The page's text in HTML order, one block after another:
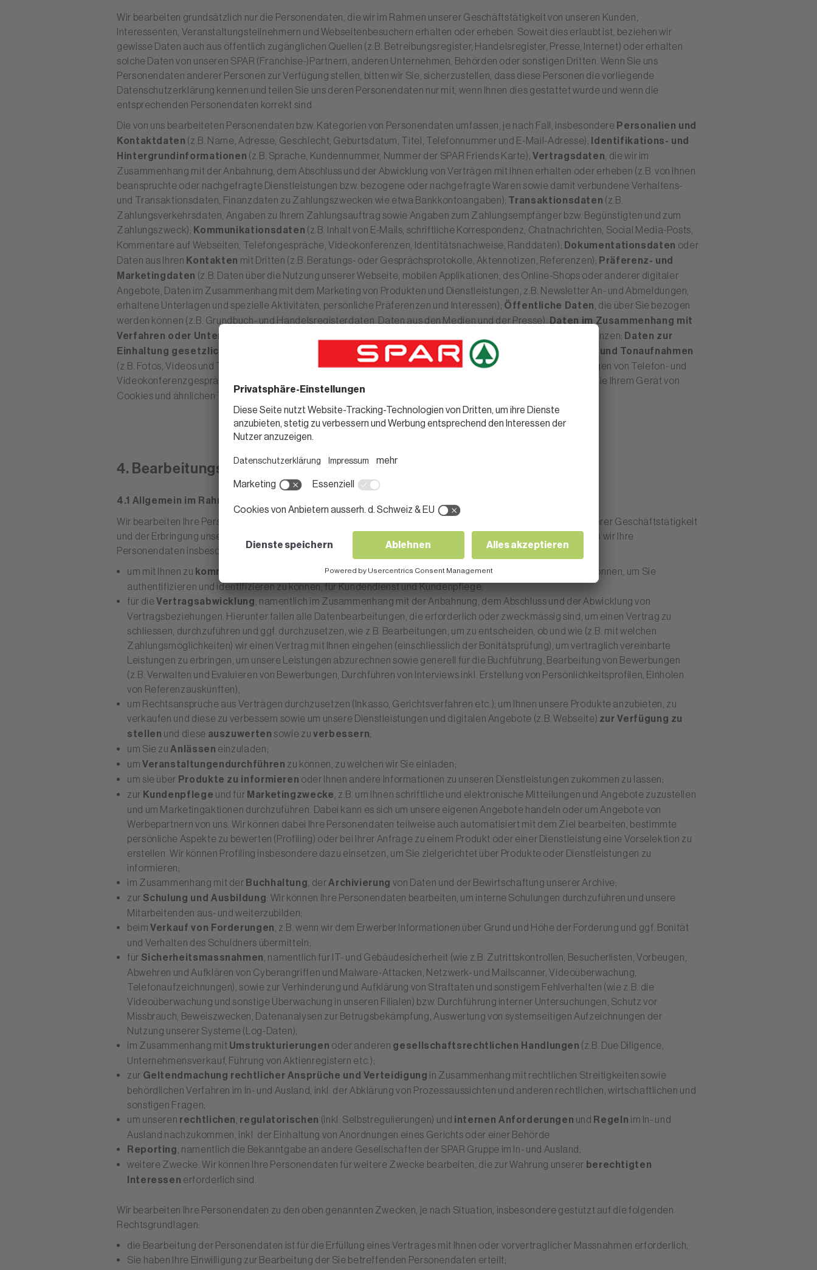
Wir bearbeiten grundsätzlich nur die Personendaten, die wir im Rahmen unserer Geschäftstätigkeit von unseren Kunden,
Interessenten, Veranstaltungsteilnehmern und Webseitenbesuchern erhalten oder erheben. Soweit dies erlaubt ist, beziehen wir
gewisse Daten auch aus öffentlich zugänglichen Quellen (z.B. Betreibungsregister, Handelsregister, Presse, Internet) oder erhalten
solche Daten von unseren SPAR (Franchise-)Partnern, anderen Unternehmen, Behörden oder sonstigen Dritten. Wenn Sie uns
Personendaten anderer Personen zur Verfügung stellen, bitten wir Sie, sicherzustellen, dass diese Personen die vorliegende
Datenschutzerklärung kennen und teilen Sie uns deren Personendaten nur mit, wenn Ihnen dies gestattet wurde und wenn die
entsprechenden Personendaten korrekt sind.
Die von uns bearbeiteten Personendaten bzw. Kategorien von Personendaten umfassen, je nach Fall, insbesondere Personalien und
Kontaktdaten (z.B. Name, Adresse, Geschlecht, Geburtsdatum, Titel, Telefonnummer und E-Mail-Adresse); Identifikations- und
Hintergrundinformationen (z.B. Sprache, Kundennummer, Nummer der SPAR Friends Karte);Vertragsdaten , die wir im
Zusammenhang mit der Anbahnung, dem Abschluss und der Abwicklung von Verträgen mit Ihnen erhalten oder erheben (z.B. von Ihnen
beanspruchte oder nachgefragte Dienstleistungen bzw. bezogene oder nachgefragte Waren sowie damit verbundene Verhaltens-
und Transaktionsdaten, Finanzdaten zu Zahlungszwecken wie etwa Bankkontoangaben); Transaktionsdaten (z.B.
Zahlungsverkehrsdaten, Angaben zu Ihrem Zahlungsauftrag sowie Angaben zum Zahlungsempfänger bzw. Begünstigten und zum
Zahlungszweck); Kommunikationsdaten (z.B. Inhalt von E-Mails, schriftliche Korrespondenz, Chatnachrichten, Social Media-Posts,
Kommentare auf Webseiten, Telefongespräche, Videokonferenzen, Identitätsnachweise, Randdaten); Dokumentationsdaten oder
Daten aus Ihren Kontakten mit Dritten (z.B. Beratungs- oder Gesprächsprotokolle, Aktennotizen, Referenzen); Präferenz- und
Marketingdaten (z.B. Daten über die Nutzung unserer Webseite, mobilen Applikationen, des Online-Shops oder anderer digitaler
Angebote, Daten im Zusammenhang mit dem Marketing von Produkten und Dienstleistungen, z.B. Newsletter An- und Abmeldungen,
erhaltene Unterlagen und spezielle Aktivitäten, persönliche Präferenzen und Interessen); Öffentliche Daten , die über Sie bezogen
werden können (z.B. Grundbuch- und Handelsregisterdaten, Daten aus den Medien und der Presse); Daten im Zusammenhang mit
Verfahren oder Untersuchungen
von Behörden, Amtsstellen, Gerichten, Organisationen oder anderen Instanzen; Daten zur
Einhaltung gesetzlicher Vorgaben
, wie etwa im Zusammenhang mit der Geldwäschereibekämpfung; Bild- und Tonaufnahmen
(z.B. Fotos, Videos und Tonaufnahmen, Aufzeichnungen von Videoüberwachungssystemen sowie Aufzeichnungen von Telefon- und
Videokonferenzgesprächen) und
(z.B. IP-Adresse und andere Geräte-IDs, Kennnummern, die Ihrem Gerät von
Cookies und ähnlichen Technologien zugewiesen werden).
4. Bearbeitungszwecke und Rechtsgrundlagen
4.1 Allgemein im Rahmen unserer Geschäftstätigkeit
Wir bearbeiten Ihre Personendaten in erster Linie für jene Bearbeitungszwecke, die im Zusammenhang mit unserer Geschäftstätigkeit
und der Erbringung unserer Dienstleistungen sowie dem Anbieten von Produkten erforderlich sind. Dabei können wir Ihre
Personendaten insbesondere für folgende Zwecke bearbeiten:
um mit Ihnen zu kommunizieren
, insbesondere um Ihnen Auskunft geben oder Ihre Anliegen bearbeiten zu können, um Sie
authentifizieren und identifizieren zu können, für Kundendienst und Kundenpflege;
für dieVertragsabwicklung , namentlich im Zusammenhang mit der Anbahnung, dem Abschluss und der Abwicklung von
Vertragsbeziehungen. Hierunter fallen alle Datenbearbeitungen, die erforderlich oder zweckmässig sind, um einen Vertrag zu
schliessen, durchzuführen und ggf. durchzusetzen, wie z.B. Bearbeitungen, um zu entscheiden, ob und wie (z.B. mit welchen
Zahlungsmöglichkeiten) wir einen Vertrag mit Ihnen eingehen (einschliesslich der Bonitätsprüfung), um vertraglich vereinbarte
Leistungen zu erbringen, um unsere Leistungen abzurechnen sowie generell für die Buchführung, Bearbeitung von Bewerbungen
(z.B. Verwalten und Evaluieren von Bewerbungen, Durchführen von Interviews inkl. Erstellung von Persönlichkeitsprofilen, Einholen
von Referenzauskünften),
um Rechtsansprüche aus Verträgen durchzusetzen (Inkasso, Gerichtsverfahren etc.); um Ihnen unsere Produkte anzubieten, zu
verkaufen und diese zu verbessern sowie um unsere Dienstleistungen und digitalen Angebote (z.B. Webseite) zur Verfügung zu
stellen und diese auszuwerten sowie zu verbessern;
um Sie zuAnlässen einzuladen;
um Veranstaltungendurchführen zu können, zu welchen wir Sie einladen;
um sie über Produkte zu informieren oder Ihnen andere Informationen zu unseren Dienstleistungen zukommen zu lassen;
zur Kundenpflege und für Marketingzwecke , z.B. um Ihnen schriftliche und elektronische Mitteilungen und Angebote zuzustellen
und um Marketingaktionen durchzuführen. Dabei kann es sich um unsere eigenen Angebote handeln oder um Angebote von
Werbepartnern von uns. Wir können dabei Ihre Personendaten teilweise auch automatisiert mit dem Ziel bearbeiten, bestimmte
persönliche Aspekte zu bewerten (Profiling) oder bei Ihrer Anfrage zu einem Produkt oder einer Dienstleistung eine Vorselektion zu
erstellen. Wir können Profiling insbesondere dazu einsetzen, um Sie zielgerichtet über Produkte oder Dienstleistungen zu
informieren;
im Zusammenhang mit der Buchhaltung , derArchivierung von Daten und der Bewirtschaftung unserer Archive;
zur Schulung und Ausbildung: Wir können Ihre Personendaten bearbeiten, um interne Schulungen durchzuführen und unsere
Mitarbeitenden aus- und weiterzubilden;
beimVerkauf von Forderungen , z.B. wenn wir dem Erwerber Informationen über Grund und Höhe der Forderung und ggf. Bonität
und Verhalten des Schuldners übermitteln;
für Sicherheitsmassnahmen , namentlich für IT- und Gebäudesicherheit (wie z.B. Zutrittskontrollen, Besucherlisten, Vorbeugen,
Abwehren und Aufklären von Cyberangriffen und Malware-Attacken, Netzwerk- und Mailscanner, Videoüberwachung,
Telefonaufzeichnungen), sowie zur Verhinderung und Aufklärung von Straftaten und sonstigem Fehlverhalten (wie z.B. die
Videoüberwachung und sonstige Überwachung in unseren Filialen) bzw. Durchführung interner Untersuchungen, Schutz vor
Missbrauch, Beweiszwecken, Datenanalysen zur Betrugsbekämpfung, Auswertung von systemseitigen Aufzeichnungen der
Nutzung unserer Systeme (Log-Daten);
im Zusammenhang mit Umstrukturierungen oder anderen gesellschaftsrechtlichen Handlungen (z.B. Due Diligence,
Unternehmensverkauf, Führung von Aktienregistern etc.);
zur Geltendmachung rechtlicher Ansprüche und Verteidigung in Zusammenhang mit rechtlichen Streitigkeiten sowie
behördlichen Verfahren im In- und Ausland, inkl. der Abklärung von Prozessaussichten und anderen rechtlichen, wirtschaftlichen und
sonstigen Fragen;
um unseren rechtlichen regulatorischen (inkl. Selbstregulierungen) und internen Anforderungen und Regeln im In- und
Ausland nachzukommen, inkl. der Einhaltung von Anordnungen eines Gerichts oder einer Behörde
Reporting , namentlich die Bekanntgabe an andere Gesellschaften der SPAR Gruppe im In- und Ausland;
weitere Zwecke: Wir können Ihre Personendaten für weitere Zwecke bearbeiten, die zur Wahrung unserer berechtigten
Interessen erforderlich sind.
Wir bearbeiten Ihre Personendaten zu den oben genannten Zwecken, je nach Situation, insbesondere gestützt auf die folgenden
Rechtsgrundlagen:
die Bearbeitung der Personendaten ist für die Erfüllung eines Vertrages mit Ihnen oder vorvertraglicher Massnahmen erforderlich;
Sie haben Ihre Einwilligung zur Bearbeitung der Sie betreffenden Personendaten erteilt;